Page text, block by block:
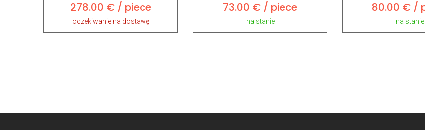
278.00 € / piece
oczekiwanie na dostawę
73.00 € / piece
na stanie
80.00 € /
na stanie